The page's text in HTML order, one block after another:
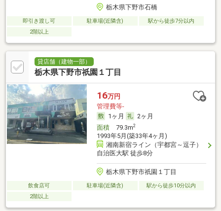
栃木県下野市石橋
即引き渡し可 駐車場(近隣含)
駅から徒歩7分以内
2階以上
貸店舗（建物一部）
栃木県下野市祇園１丁目
16万円
管理費等-
1ヶ月
2ヶ月
面積79.3m2
1993年5月(築33年4ヶ月)
湘南新宿ライン（宇都宮～逗子）
自治医大駅 徒歩8分
栃木県下野市祇園１丁目
飲食店可 駐車場(近隣含)
駅から徒歩10分以内
2階以上